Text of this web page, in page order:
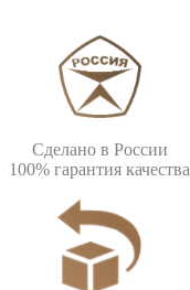
Сделано в России
100% гарантия качества